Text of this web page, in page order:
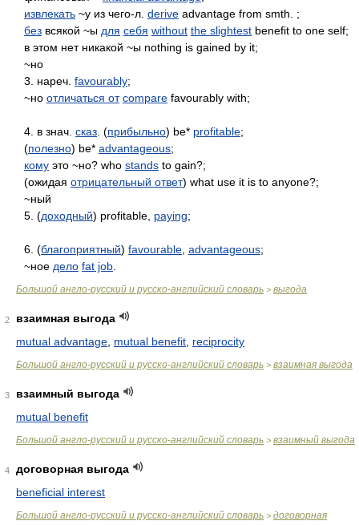
извлекать ~у из чего-л. derive advantage from smth. ;
без всякой ~ы для себя without the slightest benefit to one self;
в этом нет никакой ~ы nothing is gained by it;
~но
3. нареч. favourably;
~но отличаться от compare favourably with;
4. в знач. сказ . (прибыльно) be* profitable;
(полезно) be* advantageous;
кому это ~но? who stands to gain?;
(ожидая отрицательный ответ) what use it is to anyone?;
~ный
5. (доходный) profitable, paying;
6. (благоприятный) favourable advantageous;
~ное дело fat job
Большой англо-русский и русско-английский словарь > выгода
2
взаимная выгода
mutual advantage mutual benefit reciprocity
Большой англо-русский и русско-английский словарь > взаимная выгода
3
взаимный выгода
mutual benefit
Большой англо-русский и русско-английский словарь > взаимный выгода
4
договорная выгода
beneficial interest
Большой англо-русский и русско-английский словарь > договорная